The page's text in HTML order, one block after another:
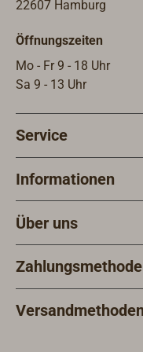
22607 Hamburg
Öffnungszeiten
Mo - Fr 9 - 18 Uhr
Sa 9 - 13 Uhr
Service
Informationen
Über uns